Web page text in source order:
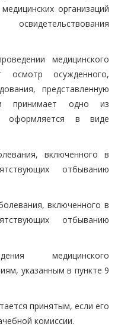
организаций
медицинского
осмотр осужденного,
представленную
принимает одно из
оформляется в виде
включенного в
отбыванию
включенного в
отбыванию
медицинского
указанным в пункте 9
принятым, если его
комиссии.